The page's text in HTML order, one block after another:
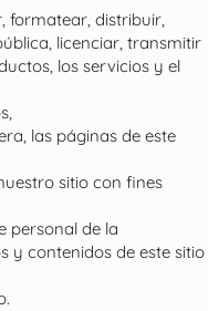
formatear, distribuir,
licenciar, transmitir
los servicios y el
las páginas de este
sitio con fines
personal de la
y contenidos de este sitio